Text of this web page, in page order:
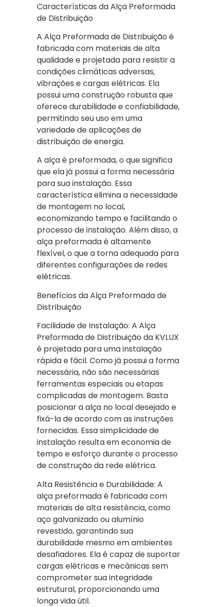
Características da Alça Preformada
de Distribuição
A Alça Preformada de Distribuição é
fabricada com materiais de alta
qualidade e projetada para resistir a
condições climáticas adversas,
vibrações e cargas elétricas. Ela
possui uma construção robusta que
oferece durabilidade e confiabilidade,
permitindo seu uso em uma
variedade de aplicações de
distribuição de energia.
A alça é preformada, o que significa
que ela já possui a forma necessária
para sua instalação. Essa
característica elimina a necessidade
de montagem no local,
economizando tempo e facilitando o
processo de instalação. Além disso, a
alça preformada é altamente
flexível, o que a torna adequada para
diferentes configurações de redes
elétricas.
Benefícios da Alça Preformada de
Distribuição
Facilidade de Instalação: A Alça
Preformada de Distribuição da KVLUX
é projetada para uma instalação
rápida e fácil. Como já possui a forma
necessária, não são necessárias
ferramentas especiais ou etapas
complicadas de montagem. Basta
posicionar a alça no local desejado e
fixá-la de acordo com as instruções
fornecidas. Essa simplicidade de
instalação resulta em economia de
tempo e esforço durante o processo
de construção da rede elétrica.
Alta Resistência e Durabilidade: A
alça preformada é fabricada com
materiais de alta resistência, como
aço galvanizado ou alumínio
revestido, garantindo sua
durabilidade mesmo em ambientes
desafiadores. Ela é capaz de suportar
cargas elétricas e mecânicas sem
comprometer sua integridade
estrutural, proporcionando uma
longa vida útil.